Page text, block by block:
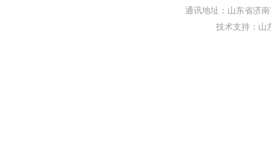
通讯地址：山东省济
技术支持： 山